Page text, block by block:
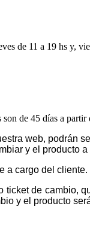
de 11 a 19 hs y,
de 45 días a partir
web, podrán
y el producto a
a cargo del cliente.
ticket de cambio,
y el producto